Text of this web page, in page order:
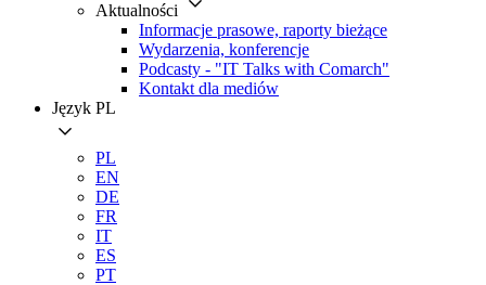
Aktualności
Informacje prasowe, raporty bieżące
Wydarzenia, konferencje
Podcasty - "IT Talks with Comarch"
Kontakt dla mediów
Język PL
PL
EN
DE
FR
IT
ES
PT